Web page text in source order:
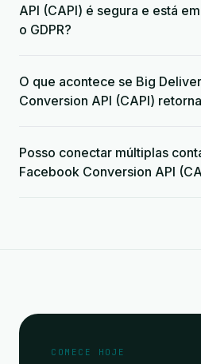
API (CAPI) é segura e está
o GDPR?
O que acontece se Big
Conversion API (CAPI)
Posso conectar múltiplas
Facebook Conversion API
COMECE HOJE